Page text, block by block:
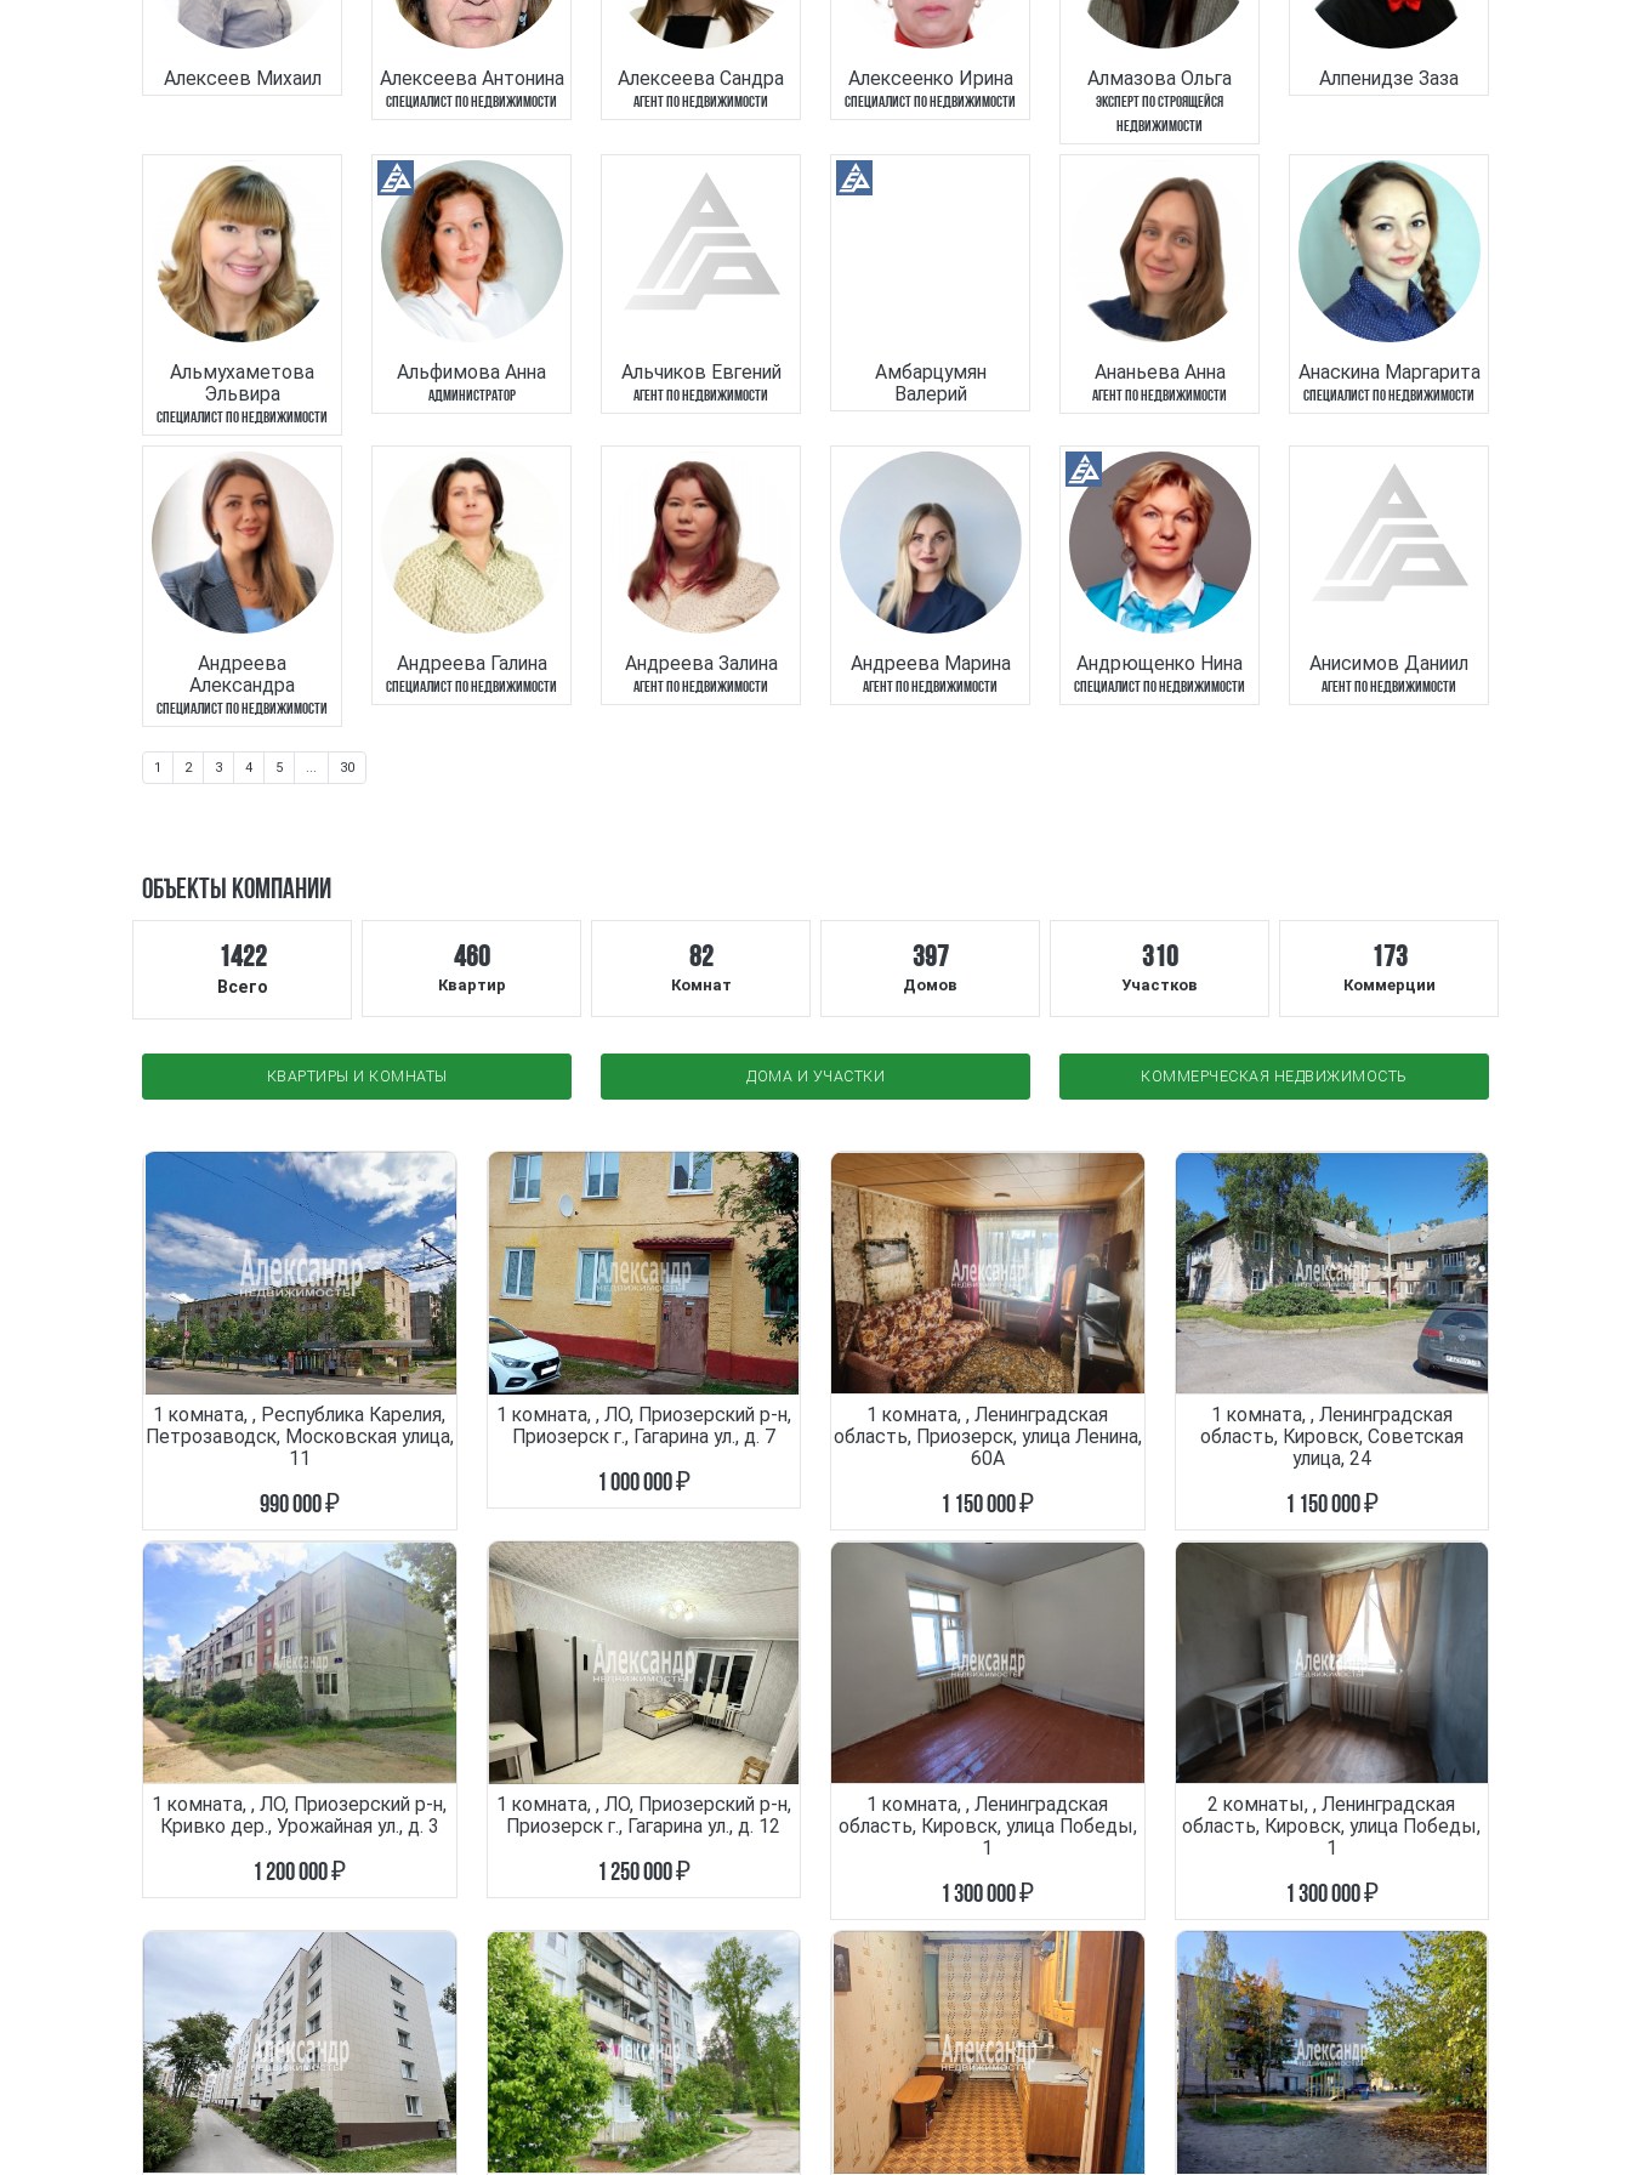
Алексеев Михаил Алексеева Антонина
СПЕЦИАЛИСТ ПО НЕДВИЖИМОСТИ
Алексеева Сандра
АГЕНТ ПО НЕДВИЖИМОСТИ
Алексеенко Ирина
СПЕЦИАЛИСТ ПО НЕДВИЖИМОСТИ
Алмазова Ольга
ЭКСПЕРТ ПО СТРОЯЩЕЙСЯ
НЕДВИЖИМОСТИ
Алпенидзе Заза
Альмухаметова
Эльвира
СПЕЦИАЛИСТ ПО НЕДВИЖИМОСТИ
Альфимова Анна
АДМИНИСТРАТОР
Альчиков Евгений
АГЕНТ ПО НЕДВИЖИМОСТИ
Амбарцумян
Валерий
Ананьева Анна
АГЕНТ ПО НЕДВИЖИМОСТИ
Анаскина Маргарита
СПЕЦИАЛИСТ ПО НЕДВИЖИМОСТИ
Андреева
Александра
СПЕЦИАЛИСТ ПО НЕДВИЖИМОСТИ
Андреева Галина
СПЕЦИАЛИСТ ПО НЕДВИЖИМОСТИ
Андреева Залина
АГЕНТ ПО НЕДВИЖИМОСТИ
Андреева Марина
АГЕНТ ПО НЕДВИЖИМОСТИ
Андрющенко Нина
СПЕЦИАЛИСТ ПО НЕДВИЖИМОСТИ
Анисимов Даниил
АГЕНТ ПО НЕДВИЖИМОСТИ
1 2 3 4 5 ... (CURRENT)
30
ОБЪЕКТЫ КОМПАНИИ
1422
Всего
460
Квартир
82
Комнат
397
Домов
310
Участков
173
Коммерции
КВАРТИРЫ И КОМНАТЫ ДОМА И УЧАСТКИ КОММЕРЧЕСКАЯ НЕДВИЖИМОСТЬ
1 комната, , Республика Карелия,
Петрозаводск, Московская улица,
11
990 000 ₽
1 комната, , ЛО, Приозерский р-н,
Приозерск г., Гагарина ул., д. 7
1 000 000 ₽
1 комната, , Ленинградская
область, Приозерск, улица Ленина,
60А
1 150 000 ₽
1 комната, , Ленинградская
область, Кировск, Советская
улица, 24
1 150 000 ₽
1 комната, , ЛО, Приозерский р-н,
Кривко дер., Урожайная ул., д. 3
1 200 000 ₽
1 комната, , ЛО, Приозерский р-н,
Приозерск г., Гагарина ул., д. 12
1 250 000 ₽
1 комната, , Ленинградская
область, Кировск, улица Победы,
1
1 300 000 ₽
2 комнаты, , Ленинградская
область, Кировск, улица Победы,
1
1 300 000 ₽